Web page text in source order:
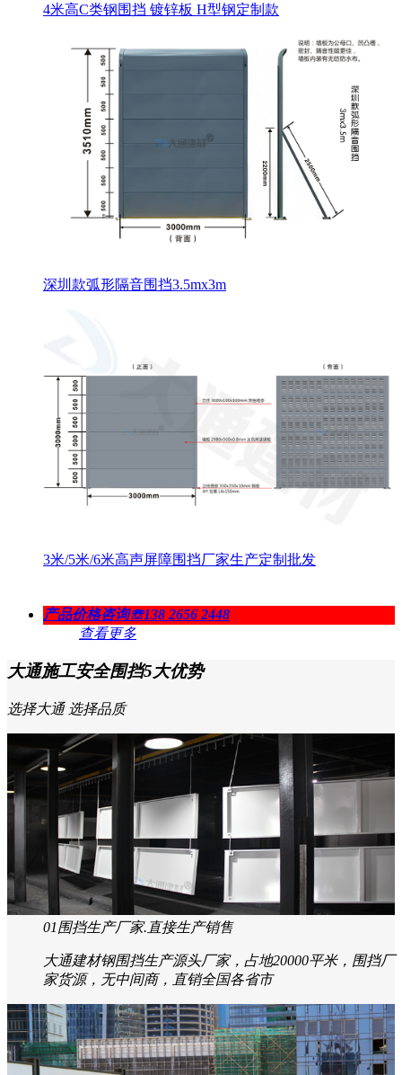
4米高C类钢围挡 镀锌板 H型钢定制款
深圳款弧形隔音围挡3.5mx3m
3米/5米/6米高声屏障围挡厂家生产定制批发
产品价格咨询☏138 2656 2448
查看更多
大通施工安全围挡5大优势
选择大通 选择品质
01围挡生产厂家.直接生产销售
大通建材钢围挡生产源头厂家，占地20000平米，围挡厂
家货源，无中间商，直销全国各省市